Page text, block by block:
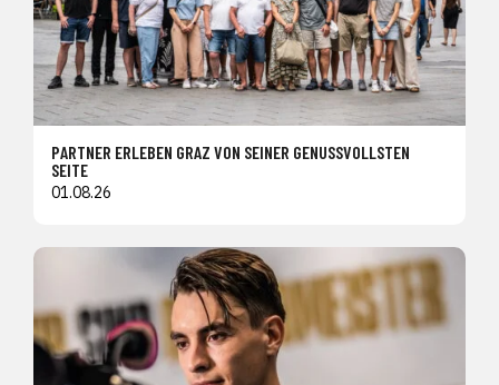
PARTNER ERLEBEN GRAZ VON SEINER GENUSSVOLLSTEN
SEITE
01.08.26